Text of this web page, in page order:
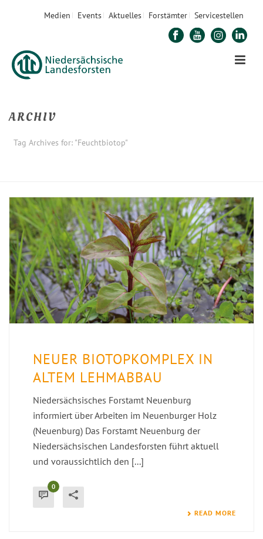
Medien Events Aktuelles Forstämter Servicestellen
ARCHIV
Tag Archives for: "Feuchtbiotop"
NEUER BIOTOPKOMPLEX IN
ALTEM LEHMABBAU
Niedersächsisches Forstamt Neuenburg
informiert über Arbeiten im Neuenburger Holz
(Neuenburg) Das Forstamt Neuenburg der
Niedersächsischen Landesforsten führt aktuell
und voraussichtlich den [...]
0
READ MORE